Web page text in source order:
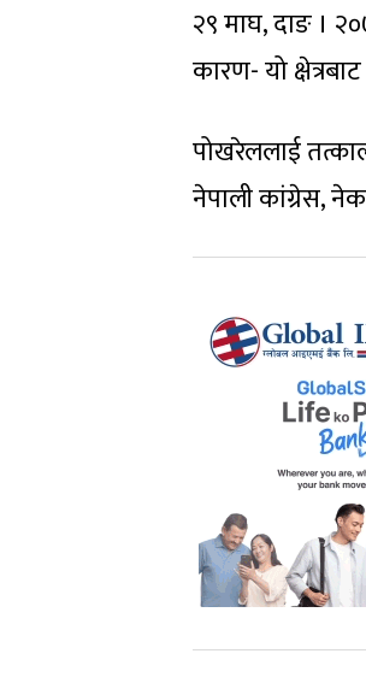
२९ माघ, दाङ ।
कारण- यो
पोखरेललाई
नेपाली कांग्रेस,